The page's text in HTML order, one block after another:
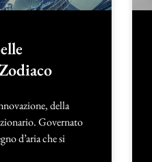
della
Governato
d’aria che si